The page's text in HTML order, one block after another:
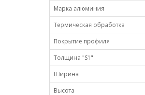
Марка алюминия
Термическая обработка
Покрытие профиля
Толщина "S1"
Ширина
Высота